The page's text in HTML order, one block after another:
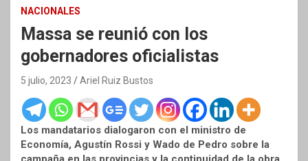
NACIONALES
Massa se reunió con los
gobernadores oficialistas
5 julio, 2023 Ariel Ruiz Bustos
Los mandatarios dialogaron con el ministro de
Economía, Agustín Rossi y Wado de Pedro sobre la